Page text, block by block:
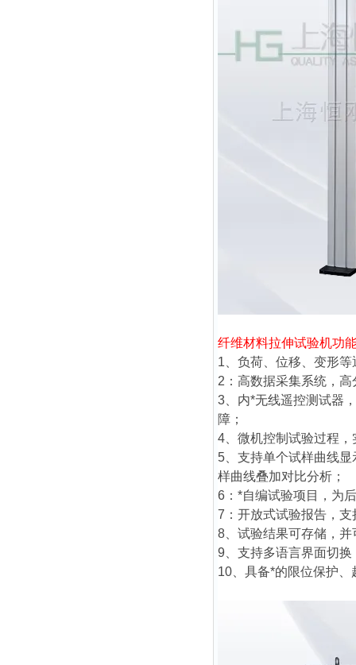
纤维材料拉伸试验机功
1、负荷、位移、变形
2：高数据采集系统，
3、内*无线遥控测试器
障；
4、微机控制试验过程
5、支持单个试样曲线
样曲线叠加对比分析；
6：*自编试验项目，为
7：开放式试验报告，
8、试验结果可存储，
9、支持多语言界面切
10、具备*的限位保护